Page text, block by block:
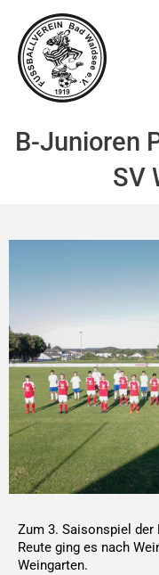
Inhalt
springen
B-Junioren
SV
Zum 3. Saisonspiel der
Reute ging es nach
Weingarten.